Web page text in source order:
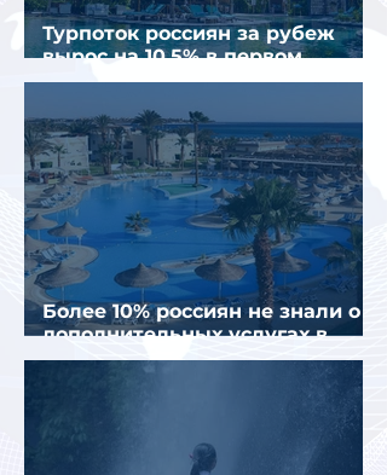
Турпоток россиян за рубеж
вырос на 10,5% в первом
полугодии 2026 года
Более 10% россиян не знали о
дополнительных услугах в
отелях